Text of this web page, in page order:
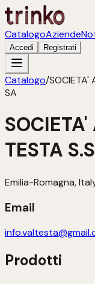
CatalogoAziende
Accedi Registrati
Catalogo/SOCIETA'
SA
TESTA
Emilia-Romagna,
Email
Prodotti